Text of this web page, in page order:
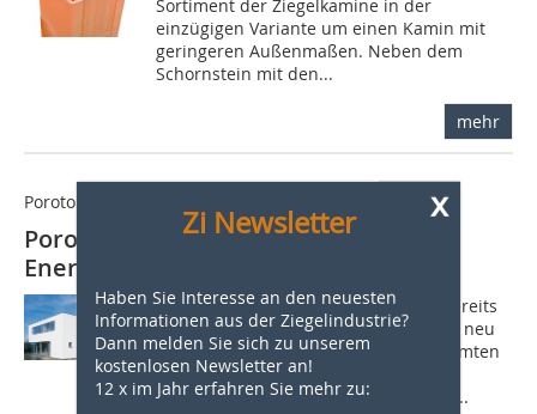
x
Zi Newsletter
Haben Sie Interesse an den neuesten
Informationen aus der Ziegelindustrie?
Dann melden Sie sich zu unserem
kostenlosen Newsletter an!
12 x im Jahr erfahren Sie mehr zu:
Sortiment der Ziegelkamine in der
einzügigen Variante um einen Kamin mit
geringeren Außenmaßen. Neben dem
Schornstein mit den...
mehr
Poroton Ziegelkamin ZK sorgt für Behaglichkeit
Poroton Planziegel T9 hält
Energieverbrauch niedrig
Einige Jahre wohnte Familie Roider bereits
in unmittelbarer Sichtweite ihres nun neu
gebauten Einfamilienhauses. Sie träumten
davon, auf diesem etwas verwilderten
Grundstück am Ortsrand von Laaber,...